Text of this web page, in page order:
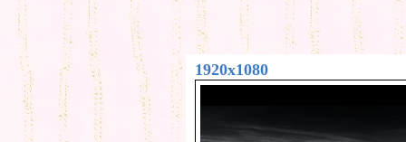
1920x1080